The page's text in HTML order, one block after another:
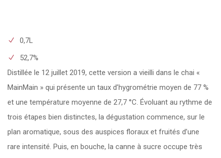
0,7L
52,7%
Distillée le 12 juillet 2019, cette version a vieilli dans le chai «
MainMain » qui présente un taux d’hygrométrie moyen de 77 %
et une température moyenne de 27,7 °C. Évoluant au rythme de
trois étapes bien distinctes, la dégustation commence, sur le
plan aromatique, sous des auspices floraux et fruités d’une
rare intensité. Puis, en bouche, la canne à sucre occupe très